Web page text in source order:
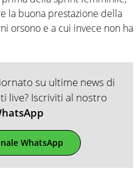
la buona prestazione della
orsono e a cui invece non ha
su ultime news di
live? Iscriviti al nostro
WhatsApp